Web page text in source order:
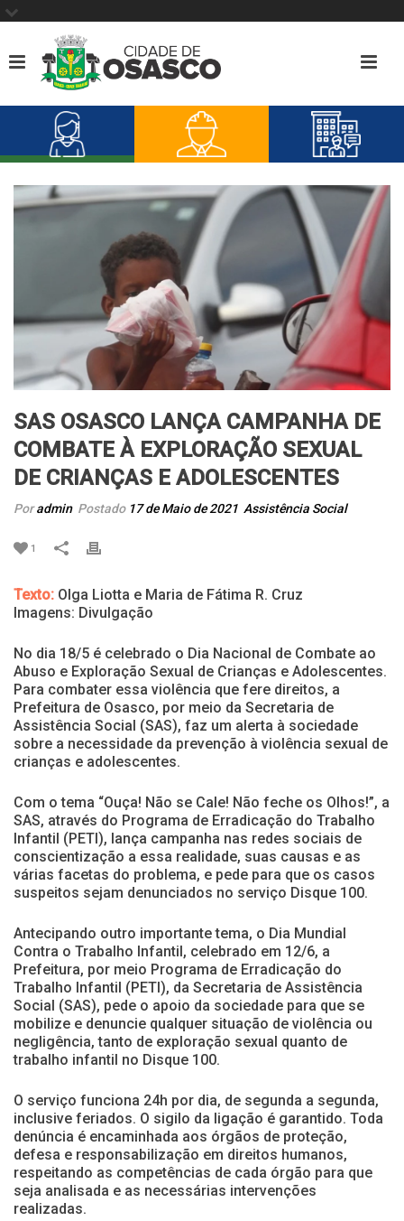
SAS OSASCO LANÇA CAMPANHA DE
COMBATE À EXPLORAÇÃO SEXUAL
DE CRIANÇAS E ADOLESCENTES
Poradmin Postado 17 de Maio de 2021 Assistência Social
1
Texto: Olga Liotta e Maria de Fátima R. Cruz
Imagens: Divulgação
No dia 18/5 é celebrado o Dia Nacional de Combate ao
Abuso e Exploração Sexual de Crianças e Adolescentes.
Para combater essa violência que fere direitos, a
Prefeitura de Osasco, por meio da Secretaria de
Assistência Social (SAS), faz um alerta à sociedade
sobre a necessidade da prevenção à violência sexual de
crianças e adolescentes.
Com o tema “Ouça! Não se Cale! Não feche os Olhos!”, a
SAS, através do Programa de Erradicação do Trabalho
Infantil (PETI), lança campanha nas redes sociais de
conscientização a essa realidade, suas causas e as
várias facetas do problema, e pede para que os casos
suspeitos sejam denunciados no serviço Disque 100.
Antecipando outro importante tema, o Dia Mundial
Contra o Trabalho Infantil, celebrado em 12/6, a
Prefeitura, por meio Programa de Erradicação do
Trabalho Infantil (PETI), da Secretaria de Assistência
Social (SAS), pede o apoio da sociedade para que se
mobilize e denuncie qualquer situação de violência ou
negligência, tanto de exploração sexual quanto de
trabalho infantil no Disque 100.
O serviço funciona 24h por dia, de segunda a segunda,
inclusive feriados. O sigilo da ligação é garantido. Toda
denúncia é encaminhada aos órgãos de proteção,
defesa e responsabilização em direitos humanos,
respeitando as competências de cada órgão para que
seja analisada e as necessárias intervenções
realizadas.